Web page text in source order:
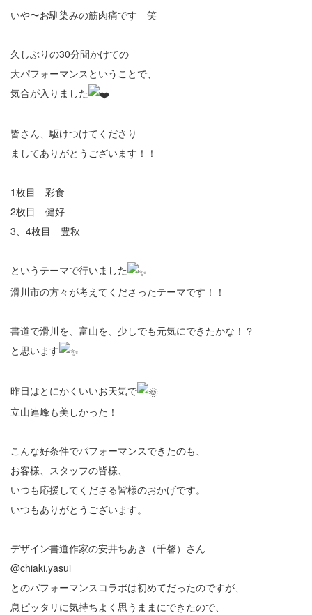
いや〜お馴染みの筋肉痛です 笑
久しぶりの30分間かけての
大パフォーマンスということで、
気合が入りました
皆さん、駆けつけてくださり
ましてありがとうございます！！
1枚目 彩食
2枚目 健好
3、4枚目 豊秋
というテーマで行いました
滑川市の方々が考えてくださったテーマです！！
書道で滑川を、富山を、少しでも元気にできたかな！？
と思います
昨日はとにかくいいお天気で
立山連峰も美しかった！
こんな好条件でパフォーマンスできたのも、
お客様、スタッフの皆様、
いつも応援してくださる皆様のおかげです。
いつもありがとうございます。
デザイン書道作家の安井ちあき（千馨）さん
@chiaki.yasui
とのパフォーマンスコラボは初めてだったのですが、
息ピッタリに気持ちよく思うままにできたので、